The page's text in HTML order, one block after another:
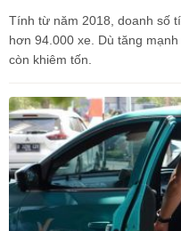
Tính từ năm 2018, doanh số
hơn 94.000 xe. Dù tăng
còn khiêm tốn.